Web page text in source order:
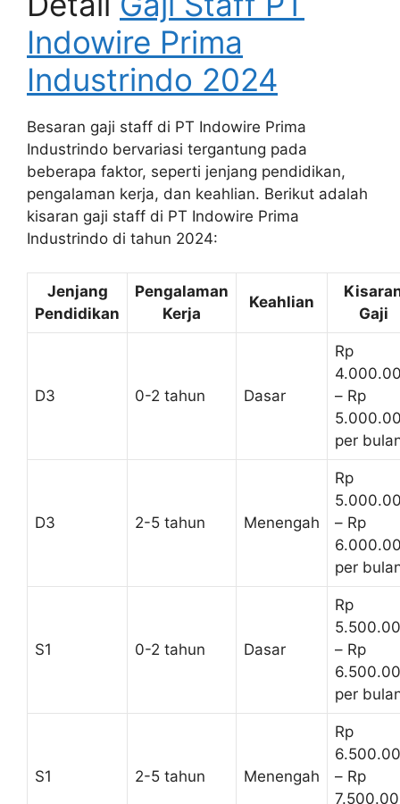
Indowire Prima
Industrindo 2024
Besaran gaji staff di PT Indowire Prima
Industrindo bervariasi tergantung pada
beberapa faktor, seperti jenjang pendidikan,
pengalaman kerja, dan keahlian. Berikut adalah
kisaran gaji staff di PT Indowire Prima
Industrindo di tahun 2024:
Jenjang
Pendidikan
Pengalaman
Kerja
Keahlian
Gaji
D3 0-2 tahun Dasar
Rp
– Rp
per
D3 2-5 tahun Menengah
Rp
– Rp
per
S1 0-2 tahun Dasar
Rp
– Rp
per
S1 2-5 tahun Menengah
Rp
– Rp